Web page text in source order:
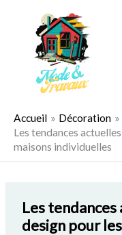
Accueil
Décoration
Les tendances
maisons individuelles
Les
design pour